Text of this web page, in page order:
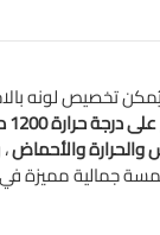
تخصيص لونه
1200 درجة مئوية
والحرارةوالأحماض
جمالية مميزة